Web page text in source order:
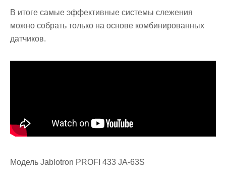
В итоге самые эффективные системы слежения
можно собрать только на основе комбинированных
датчиков.
Модель Jablotron PROFI 433 JA-63S